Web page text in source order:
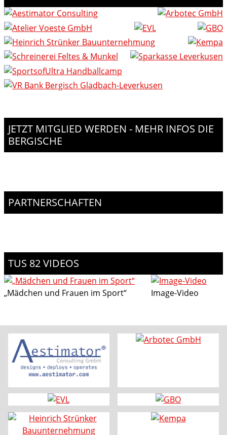
JETZT MITGLIED WERDEN - MEHR INFOS DIE
BERGISCHE
PARTNERSCHAFTEN
TUS 82 VIDEOS
„Mädchen und Frauen im Sport“ Image-Video